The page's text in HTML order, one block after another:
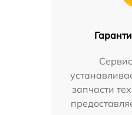
запчасти